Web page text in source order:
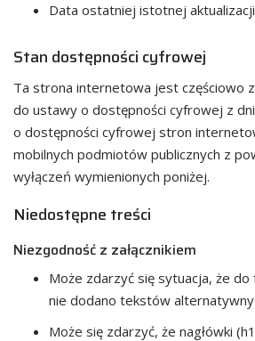
Data ostatniej istotnej
Stan dostępności cyfrowej
Ta strona internetowa jest częściowo
do ustawy o dostępności cyfrowej z
o dostępności cyfrowej stron
mobilnych podmiotów publicznych z
wyłączeń wymienionych poniżej.
Niedostępne treści
Niezgodność z załącznikiem
Może zdarzyć się sytuacja, że
nie dodano tekstów
Może się zdarzyć, że nagłówki